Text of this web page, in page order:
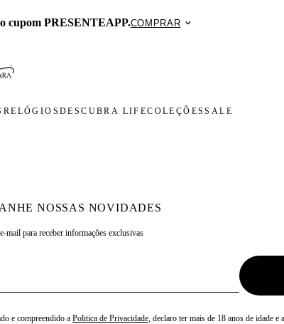
cupom PRESENTEAPP.COMPRAR
RELÓGIOSDESCUBRA LIFECOLEÇÕESSALE
NOSSAS NOVIDADES
mail para receber informações exclusivas
e compreendido a Politica de Privacidade, declaro ter mais de 18 anos de idade e